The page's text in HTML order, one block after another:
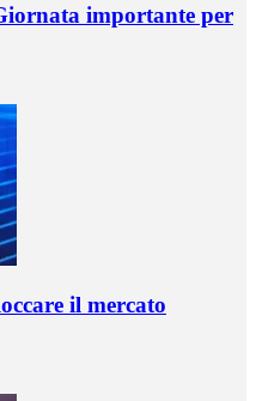
importante per
il mercato